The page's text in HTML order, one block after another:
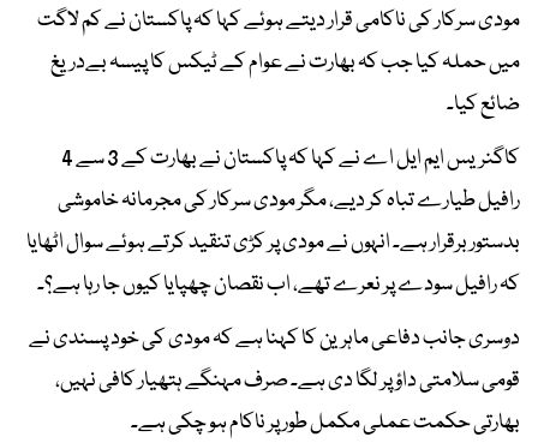
مودی سرکار کی ناکامی قرار دیتے ہوئے کہا کہ پاکستان نے کم لاگت
میں حملہ کیا جب کہ بھارت نے عوام کے ٹیکس کا پیسہ بےدریغ
ضائع کیا۔
کاگنریس ایم ایل اے نے کہا کہ پاکستان نے بھارت کے 3 سے 4
رافیل طیارے تباہ کر دیے، مگر مودی سرکار کی مجرمانہ خاموشی
بدستور برقرار ہے۔ انہوں نے مودی پر کڑی تنقید کرتے ہوئے سوال اٹھایا
کہ رافیل سودے پر نعرے تھے، اب نقصان چھپایا کیوں جا رہا ہے؟۔
دوسری جانب دفاعی ماہرین کا کہنا ہے کہ مودی کی خود پسندی نے
قومی سلامتی داؤ پر لگا دی ہے۔ صرف مہنگے ہتھیار کافی نہیں،
بھارتی حکمت عملی مکمل طور پر ناکام ہو چکی ہے۔